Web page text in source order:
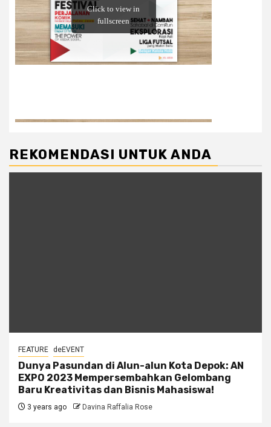
REKOMENDASI UNTUK ANDA
FEATURE deEVENT
Dunya Pasundan di Alun-alun Kota Depok: AN
EXPO 2023 Mempersembahkan Gelombang
Baru Kreativitas dan Bisnis Mahasiswa!
3 years ago Davina Raffalia Rose